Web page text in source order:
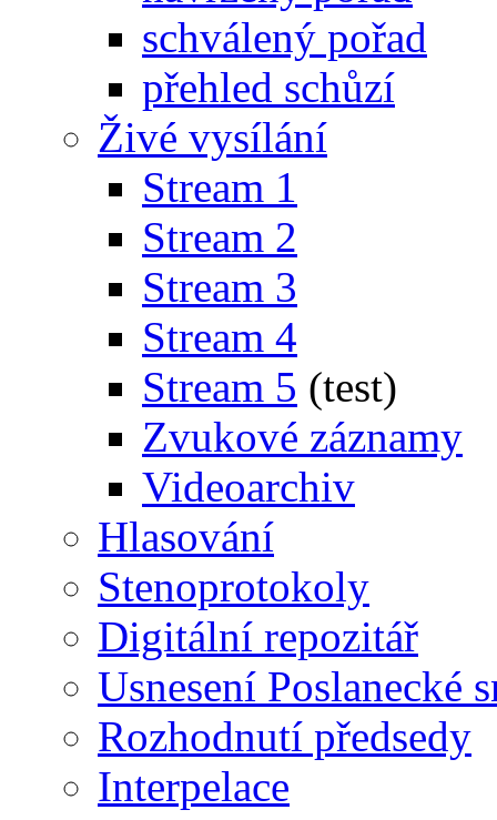
schválený pořad
přehled schůzí
Živé vysílání
Stream 1
Stream 2
Stream 3
Stream 4
Stream 5 (test)
Zvukové záznamy
Videoarchiv
Hlasování
Stenoprotokoly
Digitální repozitář
Usnesení Poslanecké
Rozhodnutí předsedy
Interpelace